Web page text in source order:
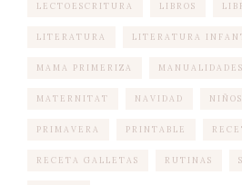
LECTOESCRITURA LIBROS
LITERATURA LITERATURA
MAMA PRIMERIZA MANUALIDADES
MATERNITAT NAVIDAD NIÑOS
PRIMAVERA PRINTABLE
RECETA GALLETAS RUTINAS